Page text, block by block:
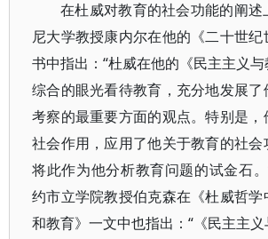
在杜威对教育的社会功能的阐述
尼大学教授康内尔在他的《二十世
书中指出：“杜威在他的《民主主义
综合的眼光看待教育，充分地发展了
考察的最重要方面的观点。特别是，
社会作用，应用了他关于教育的社
将此作为他分析教育问题的试金石
约市立学院教授伯克森在《杜威哲学
和教育》一文中也指出：“《民主主